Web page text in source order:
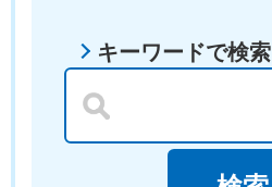
キーワードで検索